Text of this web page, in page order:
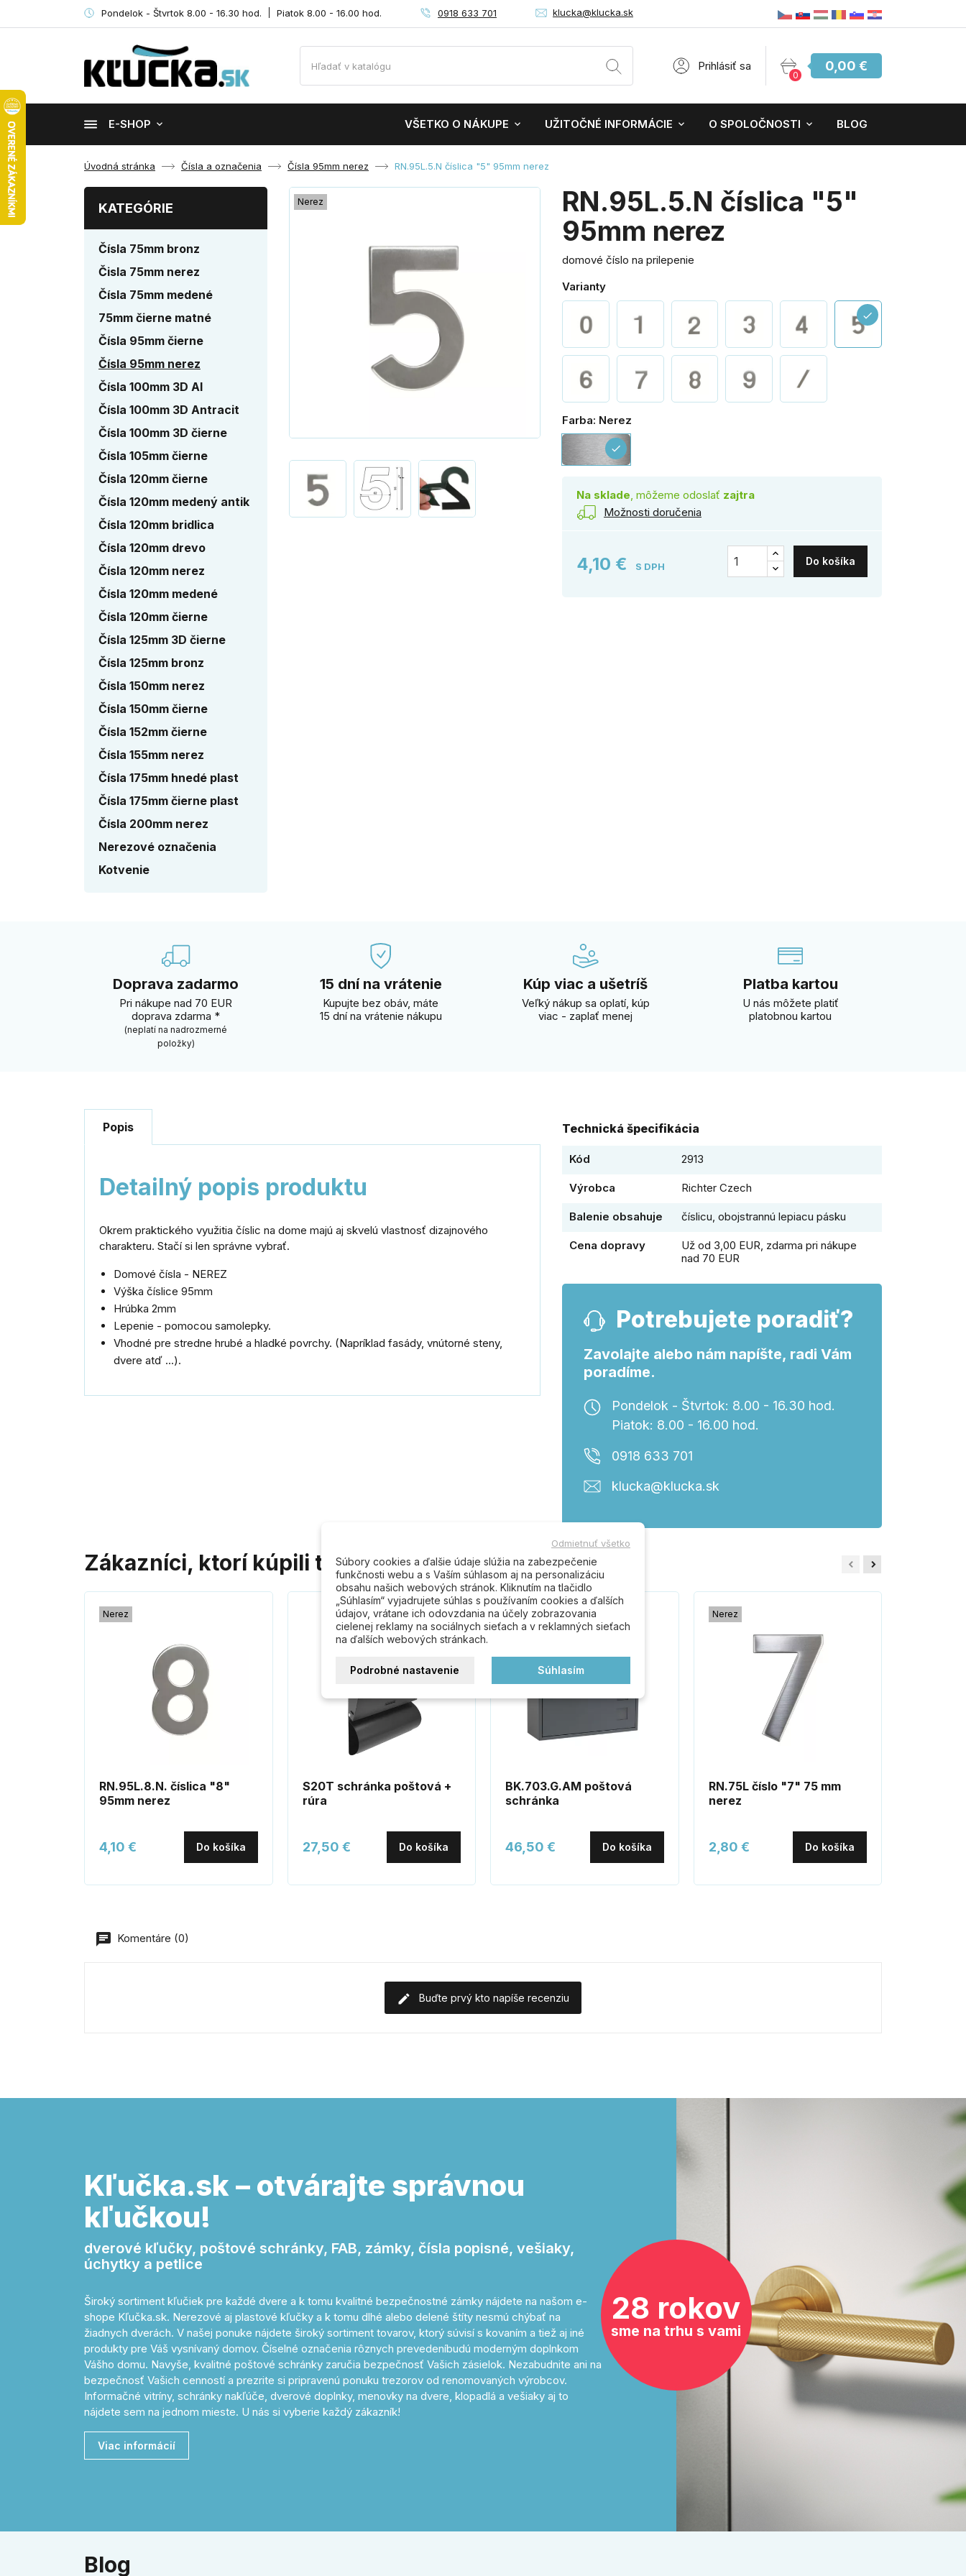
Pondelok - Štvrtok 8.00 - 16.30 hod. Piatok 8.00 - 16.00 hod. 0918 633 701 klucka@klucka.sk
Prihlásiť sa
0
0,00 €
E-SHOP VŠETKO O NÁKUPE UŽITOČNÉ INFORMÁCIE O SPOLOČNOSTI BLOG
Úvodná stránka Čísla a označenia Čísla 95mm nerez RN.95L.5.N číslica "5" 95mm nerez
KATEGÓRIE
Čísla 75mm bronz
Čisla 75mm nerez
Čísla 75mm medené
75mm čierne matné
Čísla 95mm čierne
Čísla 95mm nerez
Čísla 100mm 3D Al
Čísla 100mm 3D Antracit
Čísla 100mm 3D čierne
Čísla 105mm čierne
Čísla 120mm čierne
Čísla 120mm medený antik
Čísla 120mm bridlica
Čísla 120mm drevo
Čísla 120mm nerez
Čísla 120mm medené
Čísla 120mm čierne
Čísla 125mm 3D čierne
Čísla 125mm bronz
Čísla 150mm nerez
Čísla 150mm čierne
Čísla 152mm čierne
Čísla 155mm nerez
Čísla 175mm hnedé plast
Čísla 175mm čierne plast
Čísla 200mm nerez
Nerezové označenia
Kotvenie
Nerez
RN.95L.5.N číslica "5"
95mm nerez
domové číslo na prilepenie
Varianty
check
Farba: Nerez
Nerez
check
Na sklade , môžeme odoslať zajtra
Možnosti doručenia
4,10 € S DPH Do košíka
Doprava zadarmo
Pri nákupe nad 70 EUR
doprava zdarma *
(neplatí na nadrozmerné
položky)
15 dní na vrátenie
Kupujte bez obáv, máte
15 dní na vrátenie nákupu
Kúp viac a ušetríš
Veľký nákup sa oplatí, kúp
viac - zaplať menej
Platba kartou
U nás môžete platiť
platobnou kartou
Popis
Detailný popis produktu
Okrem praktického využitia číslic na dome majú aj skvelú vlastnosť dizajnového
charakteru. Stačí si len správne vybrať.
Domové čísla - NEREZ
Výška číslice 95mm
Hrúbka 2mm
Lepenie - pomocou samolepky.
Vhodné pre stredne hrubé a hladké povrchy. (Napríklad fasády, vnútorné steny,
dvere atď ...).
Technická špecifikácia
Kód 2913
Výrobca Richter Czech
Balenie obsahuje číslicu, obojstrannú lepiacu pásku
Cena dopravy
Už od 3,00 EUR, zdarma pri nákupe
nad 70 EUR
Potrebujete poradiť?
Zavolajte alebo nám napíšte, radi Vám
poradíme.
Pondelok - Štvrtok: 8.00 - 16.30 hod.
Piatok: 8.00 - 16.00 hod.
0918 633 701
klucka@klucka.sk
Zákazníci, ktorí kúpili tento produkt, kúpili tiež:
Nerez
RN.95L.8.N. číslica "8"
95mm nerez
4,10 € Do košíka
S20T schránka poštová +
rúra
27,50 € Do košíka
BK.703.G.AM poštová
schránka
46,50 € Do košíka
Nerez
RN.75L číslo "7" 75 mm
nerez
2,80 € Do košíka
Komentáre (0)
Buďte prvý kto napíše recenziu
Kľučka.sk – otvárajte správnou
kľučkou!
dverové kľučky, poštové schránky, FAB, zámky, čísla popisné, vešiaky,
úchytky a petlice
Široký sortiment kľučiek pre každé dvere a k tomu kvalitné bezpečnostné zámky nájdete na našom e-
shope Kľučka.sk. Nerezové aj plastové kľučky a k tomu dlhé alebo delené štíty nesmú chýbať na
žiadnych dverách. V našej ponuke nájdete široký sortiment tovarov, ktorý súvisí s kovaním a tiež aj iné
produkty pre Váš vysnívaný domov. Číselné označenia rôznych prevedeníbudú moderným doplnkom
Vášho domu. Navyše, kvalitné poštové schránky zaručia bezpečnosť Vašich zásielok. Nezabudnite ani na
bezpečnosť Vašich cenností a prezrite si pripravenú ponuku trezorov od renomovaných výrobcov.
Informačné vitríny, schránky nakľúče, dverové doplnky, menovky na dvere, klopadlá a vešiaky aj to
nájdete sem na jednom mieste. U nás si vyberie každý zákazník!
Viac informácií
28 rokov
sme na trhu s vami
Blog
Odmietnuť všetko
Súbory cookies a ďalšie údaje slúžia na zabezpečenie
funkčnosti webu a s Vaším súhlasom aj na personalizáciu
obsahu našich webových stránok. Kliknutím na tlačidlo
„Súhlasím“ vyjadrujete súhlas s používaním cookies a ďalších
údajov, vrátane ich odovzdania na účely zobrazovania
cielenej reklamy na sociálnych sieťach a v reklamných sieťach
na ďalších webových stránkach.
Podrobné nastavenie Súhlasím